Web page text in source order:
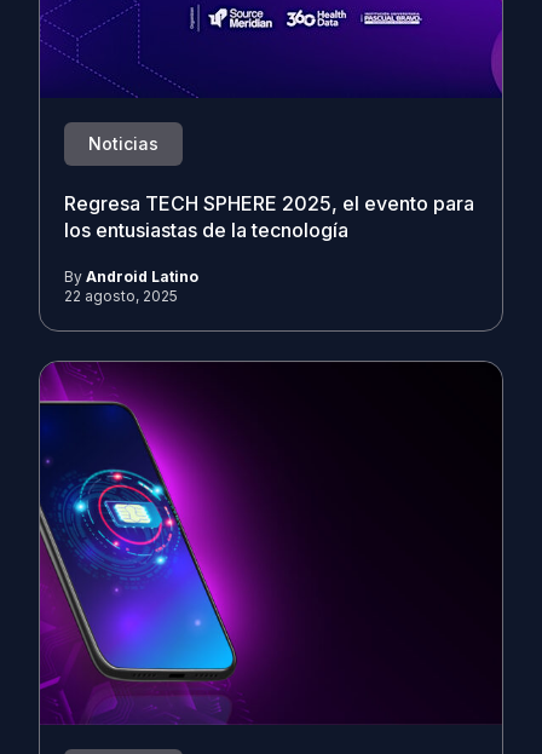
Noticias
Regresa TECH SPHERE 2025, el evento para
los entusiastas de la tecnología
By Android Latino
22 agosto, 2025